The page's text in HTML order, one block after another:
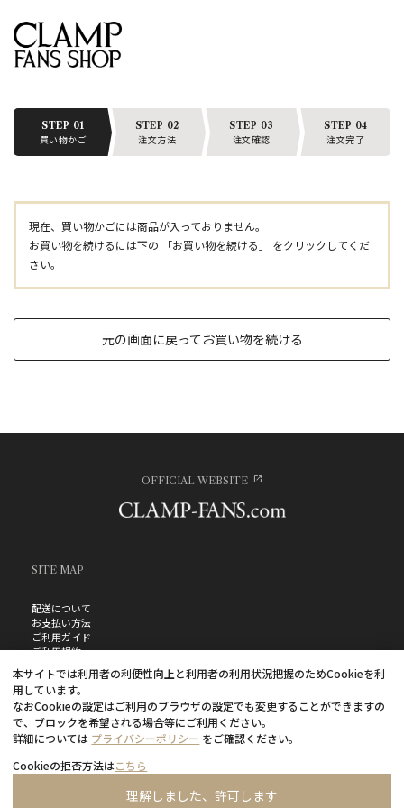
STEP 01
買い物かご
STEP 02
注文方法
STEP 03
注文確認
STEP 04
注文完了
現在、買い物かごには商品が入っておりません。
お買い物を続けるには下の 「お買い物を続ける」 をクリックしてくだ
さい。
元の画面に戻ってお買い物を続ける
OFFICIAL WEBSITE
SITE MAP
配送について
お支払い方法
ご利用ガイド
ご利用規約
プライバシーポリシー
よくあるご質問
特定商取引法に基づく表記
©CLAMP・ShigatsuTsuitachi CO.,LTD.
本サイトでは利用者の利便性向上と利用者の利用状況把握のためCookieを利
用しています。
なおCookieの設定はご利用のブラウザの設定でも変更することができますの
で、ブロックを希望される場合等にご利用ください。
詳細については プライバシーポリシー をご確認ください。
Cookieの拒否方法はこちら
理解しました、許可します